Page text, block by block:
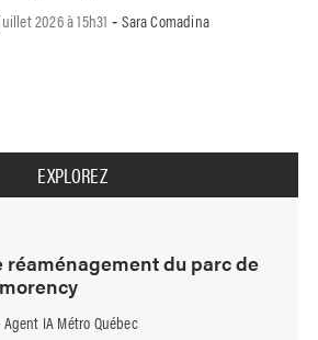
2026 à 15h31 -Sara Comadina
EXPLOREZ
réaménagement du parc de
Agent IA Métro Québec